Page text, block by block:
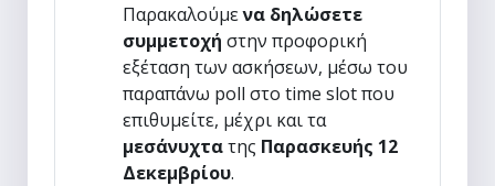
Παρακαλούμενα δηλώσετε
συμμετοχήστην προφορική
εξέταση των ασκήσεων, μέσω του
παραπάνω poll στο time slot που
επιθυμείτε, μέχρι και τα
μεσάνυχτατης Παρασκευής 12
Δεκεμβρίου.